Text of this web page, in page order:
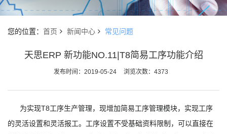
申请试用
关于我们
您的位置： 首页 新闻中心 常见问题
天思ERP 新功能NO.11|T8简易工序功能介绍
发布时间：2019-05-24 浏览次数：4373
为实现T8工序生产管理，现增加简易工序管理模块，实现工序
的灵活设置和灵活报工。工序设置不受基础资料限制，可以直接在